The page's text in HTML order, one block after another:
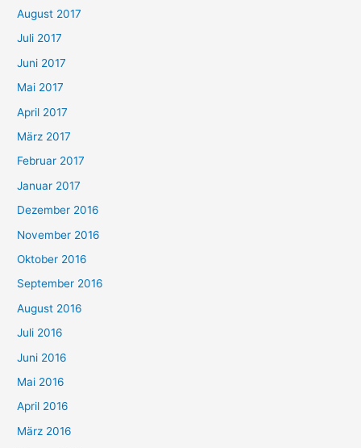
August 2017
Juli 2017
Juni 2017
Mai 2017
April 2017
März 2017
Februar 2017
Januar 2017
Dezember 2016
November 2016
Oktober 2016
September 2016
August 2016
Juli 2016
Juni 2016
Mai 2016
April 2016
März 2016